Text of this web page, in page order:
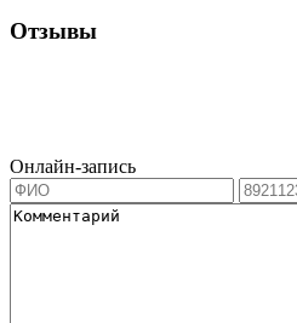
Отзывы
Онлайн-запись